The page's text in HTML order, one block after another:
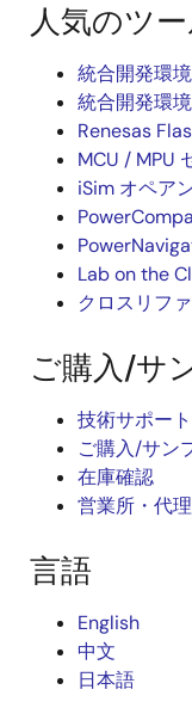
人気のツ
統合開発環
統合開発環
Renesas
MCU / MPU
iSim オペア
Lab on the
クロスリフ
ご購入/サ
技術サポート
ご購入/サン
在庫確認
営業所・代
言語
English
中文
日本語